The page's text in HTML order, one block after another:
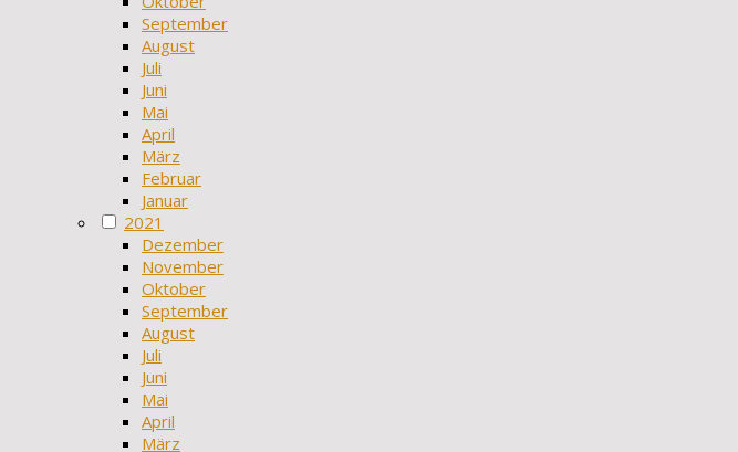
September
August
Juli
Juni
Mai
April
März
Februar
Januar
2021
Dezember
November
Oktober
September
August
Juli
Juni
Mai
April
März